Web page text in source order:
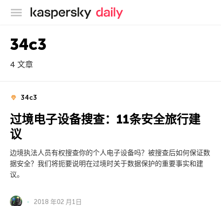
卡巴斯基官方博客
34c3
4 文章
34c3
过境电子设备搜查：11条安全旅行建
议
边境执法人员有权搜查你的个人电子设备吗？被搜查后如何保证数
据安全？我们将扼要说明在过境时关于数据保护的重要事实和建
议。
2018 年02 月1日